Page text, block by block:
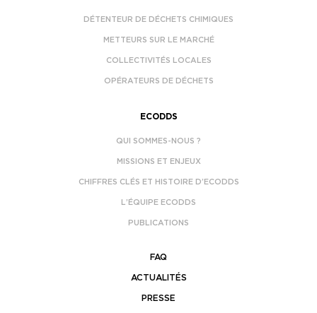
DÉTENTEUR DE DÉCHETS CHIMIQUES
METTEURS SUR LE MARCHÉ
COLLECTIVITÉS LOCALES
OPÉRATEURS DE DÉCHETS
ECODDS
QUI SOMMES-NOUS ?
MISSIONS ET ENJEUX
CHIFFRES CLÉS ET HISTOIRE D’ECODDS
L’ÉQUIPE ECODDS
PUBLICATIONS
FAQ
ACTUALITÉS
PRESSE